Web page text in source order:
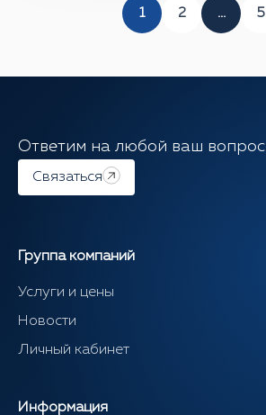
1 2 ... 5
Ответим на любой ваш вопрос
Связаться
Группа компаний
Услуги и цены
Новости
Личный кабинет
Информация